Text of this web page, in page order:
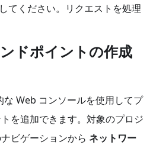
してください。リクエストを処理
ドポイントの作成
Web コンソールを使用してプ
を追加できます。対象のプロジ
ビゲーションから ネットワー